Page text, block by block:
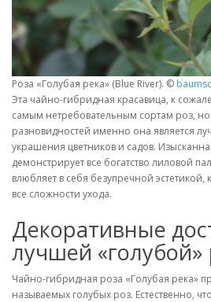
Роза «Голубая река» (Blue River). ©
Эта чайно-гибридная красавица, к
самым нетребовательным сортам роз, но
разновидностей именно она является
украшения цветников и садов.
демонстрирует все богатство лиловой
влюбляет в себя безупречной эстетикой,
все сложности ухода.
Декоративные
лучшей «голубой»
Чайно-гибридная роза «Голубая река»
называемых голубых роз. Естественно,